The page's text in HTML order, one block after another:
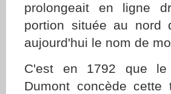
prolongeait en ligne
portion située au nord
aujourd'hui le nom de
C'est en 1792 que le
Dumont concède